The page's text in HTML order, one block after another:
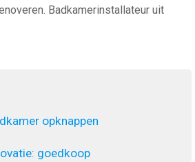
Badkamerinstallateur uit
opknappen
goedkoop